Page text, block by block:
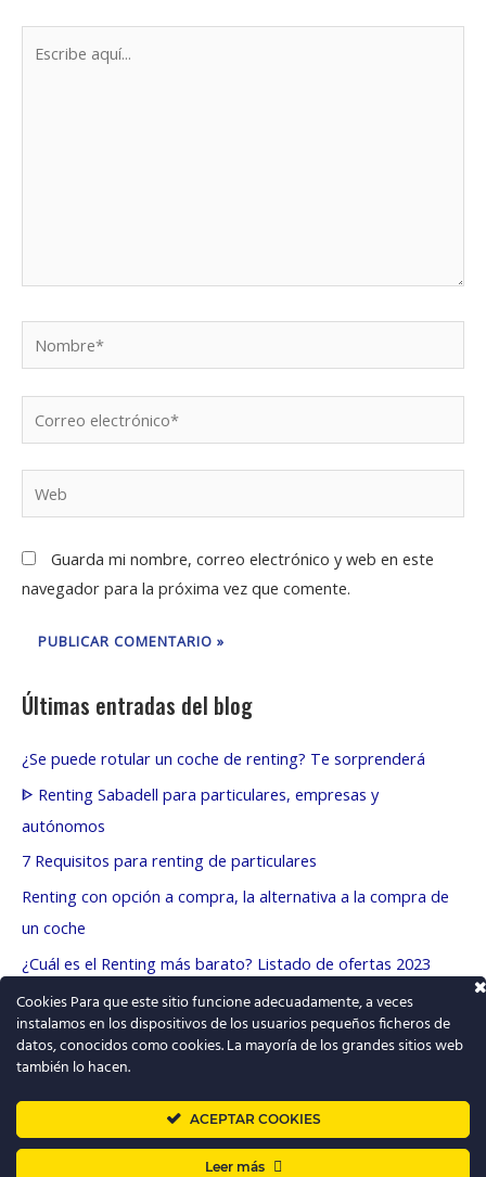
Nombre*
electrónico*
Guarda mi nombre, correo electrónico y web en este
navegador para la próxima vez que comente.
Últimas entradas del blog
¿Se puede rotular un coche de renting? Te sorprenderá
ᐈ Renting Sabadell para particulares, empresas y
autónomos
7 Requisitos para renting de particulares
Renting con opción a compra, la alternativa a la compra de
un coche
¿Cuál es el Renting más barato? Listado de ofertas 2023
T
i
t
t
➜Renting barato
Quiénes somos y contacto
Cookies Para que este sitio funcione adecuadamente, a veces
instalamos en los dispositivos de los usuarios pequeños ficheros de
datos, conocidos como cookies. La mayoría de los grandes sitios web
también lo hacen.
ACEPTAR COOKIES
Leer más